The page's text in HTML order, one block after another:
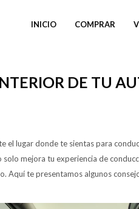
INICIO COMPRAR
DE TU
el lugar donde te sientas para
mejora tu experiencia de
Aquí te presentamos algunos